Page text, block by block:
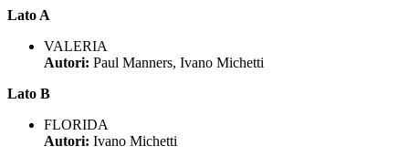
Lato A
VALERIA
Autori: Paul Manners, Ivano Michetti
Lato B
FLORIDA
Autori: Ivano Michetti